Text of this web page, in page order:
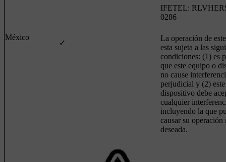
México
✓
IFETEL:
0286
La operación de
esta sujeta a las
condiciones: (1) es
que este equipo o
no cause
perjudicial y (2)
dispositivo debe
cualquier
incluyendo la que
causar su operación
deseada.